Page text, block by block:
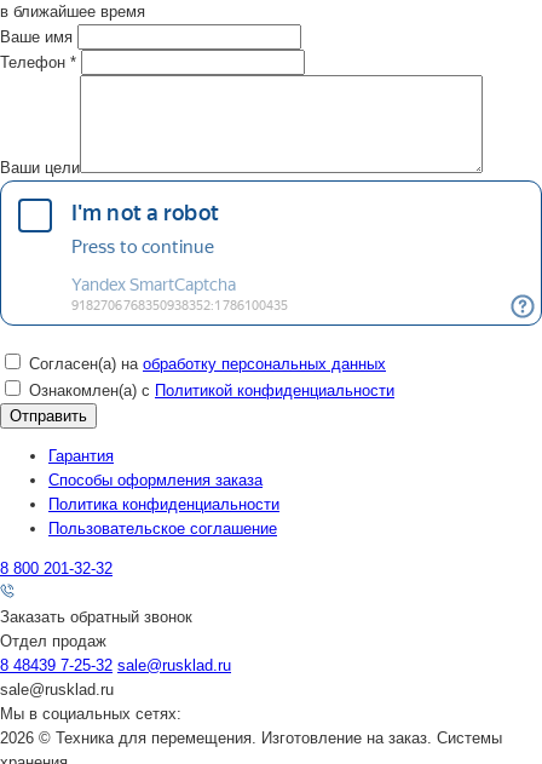
в ближайшее время
Ваше имя
Телефон *
Ваши цели
Согласен(а) на обработку персональных данных
Ознакомлен(а) с Политикой конфиденциальности
Гарантия
Способы оформления заказа
Политика конфиденциальности
Пользовательское соглашение
8 800 201-32-32
Заказать обратный звонок
Отдел продаж
8 48439 7-25-32 sale@rusklad.ru
sale@rusklad.ru
Мы в социальных сетях:
2026 © Техника для перемещения. Изготовление на заказ. Системы